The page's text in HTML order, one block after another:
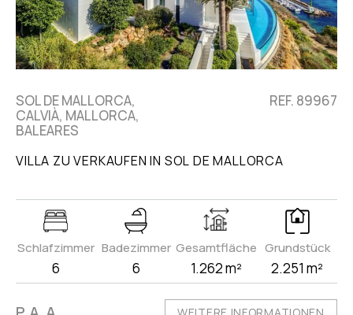
SOL DE MALLORCA,
CALVIÀ, MALLORCA,
BALEARES
REF. 89967
VILLA ZU VERKAUFEN IN SOL DE MALLORCA
Schlafzimmer
6
Badezimmer
6
Gesamtfläche
1.262 m²
Grundstück
2.251 m²